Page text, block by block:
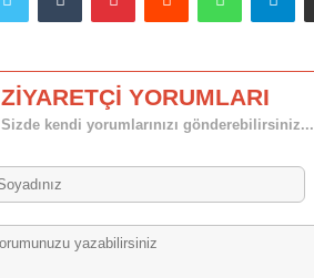
ZİYARETÇİ YORUMLARI
Sizde kendi yorumlarınızı gönderebilirsiniz...